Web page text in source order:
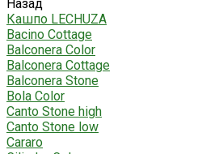
Назад
Кашпо LECHUZA
Bacino Cottage
Balconera Color
Balconera Cottage
Balconera Stone
Bola Color
Canto Stone high
Canto Stone low
Cararo